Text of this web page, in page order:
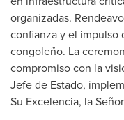
organizadas.
confianza y el impulso
congoleño. La
compromiso con la
Jefe de Estado,
Su Excelencia, la